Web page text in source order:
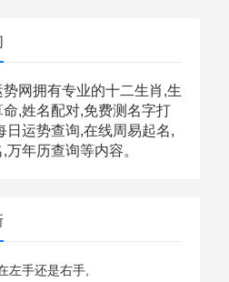
网拥有专业的十二生肖,生
命,姓名配对,免费测名字打
日运势查询,在线周易起名,
万年历查询等内容。
左手还是右手,